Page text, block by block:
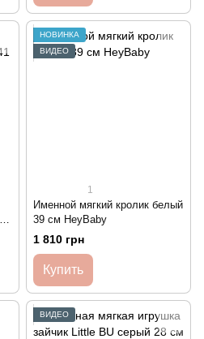
НОВИНКА
ВИДЕО
1
Именной мягкий кролик белый
39 см HeyBaby
1 810 грн
Купить
ВИДЕО